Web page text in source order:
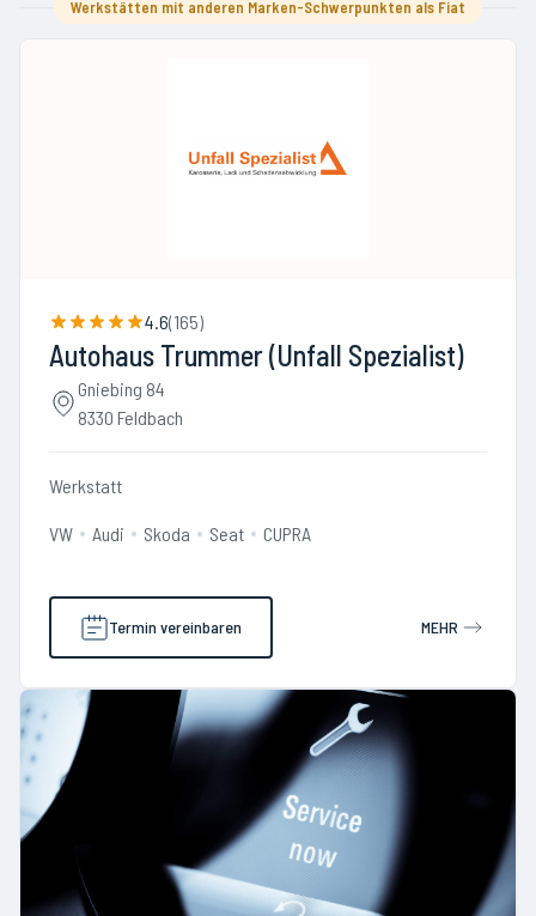
Werkstätten mit anderen Marken-Schwerpunkten als Fiat
4.6(165)
Autohaus Trummer (Unfall Spezialist)
Gniebing 84
8330 Feldbach
Werkstatt
VW Audi Skoda Seat CUPRA
Termin vereinbaren MEHR